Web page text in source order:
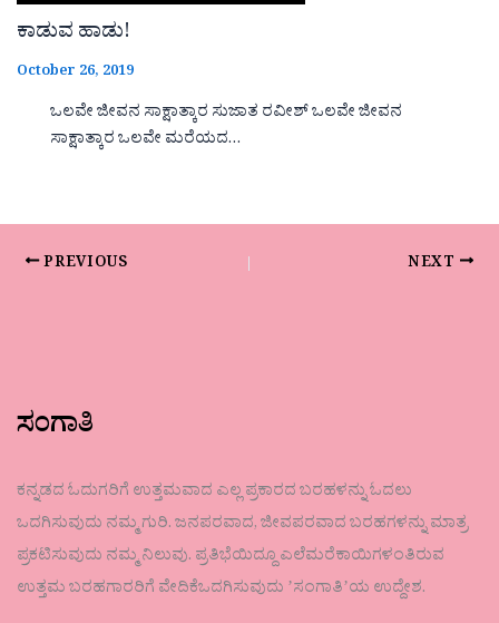
ಕಾಡುವ ಹಾಡು!
October 26, 2019
ಒಲವೇ ಜೀವನ ಸಾಕ್ಷಾತ್ಕಾರ ಸುಜಾತ ರವೀಶ್ ಒಲವೇ ಜೀವನ
ಸಾಕ್ಷಾತ್ಕಾರ ಒಲವೇ ಮರೆಯದ…
PREVIOUS NEXT
ಸಂಗಾತಿ
ಕನ್ನಡದ ಓದುಗರಿಗೆ ಉತ್ತಮವಾದ ಎಲ್ಲ ಪ್ರಕಾರದ ಬರಹಳನ್ನು ಓದಲು
ಒದಗಿಸುವುದು ನಮ್ಮ ಗುರಿ. ಜನಪರವಾದ, ಜೀವಪರವಾದ ಬರಹಗಳನ್ನು ಮಾತ್ರ
ಪ್ರಕಟಿಸುವುದು ನಮ್ಮ ನಿಲುವು. ಪ್ರತಿಭೆಯಿದ್ದೂ ಎಲೆಮರೆಕಾಯಿಗಳಂತಿರುವ
ಉತ್ತಮ ಬರಹಗಾರರಿಗೆ ವೇದಿಕೆಒದಗಿಸುವುದು ʼಸಂಗಾತಿʼಯ ಉದ್ದೇಶ.